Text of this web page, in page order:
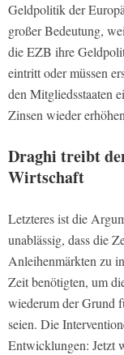
Geldpolitik der
großer Bedeutung,
die EZB ihre
eintritt oder müssen
den Mitgliedsstaaten
Zinsen wieder
Draghi treibt
Wirtschaft
Letzteres ist die
unablässig, dass die
Anleihenmärkten zu
Zeit benötigten, um
wiederum der Grund
seien. Die
Entwicklungen: Jetzt